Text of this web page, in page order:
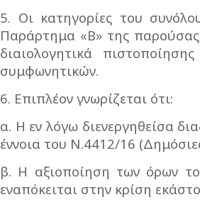
5. Οι κατηγορίες του
Παράρτημα «Β» της
διαιολογητικά
συμφωνητικών.
6. Επιπλέον γνωρίζεται ότι:
α. Η εν λόγω διενεργηθείσα
έννοια του Ν.4412/16
β. Η αξιοποίηση των όρων
εναπόκειται στην κρίση